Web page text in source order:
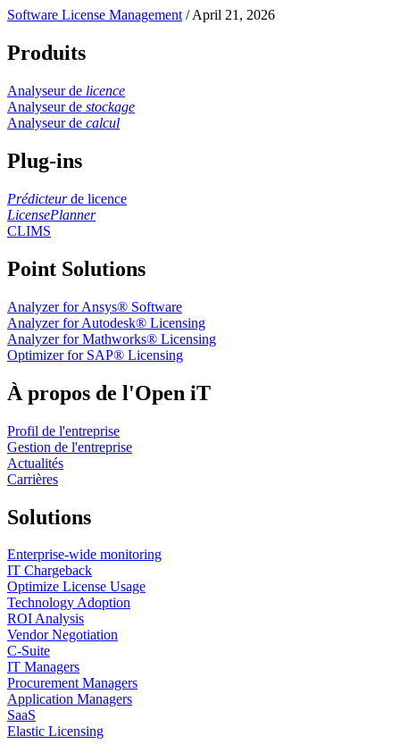
Software License Management /April 21, 2026
Produits
Analyseur de licence
Analyseur de stockage
Analyseur de calcul
Plug-ins
Prédicteurde licence
LicensePlanner
CLIMS
Point Solutions
Analyzer for Ansys® Software
Analyzer for Autodesk® Licensing
Analyzer for Mathworks® Licensing
Optimizer for SAP® Licensing
À propos de l'Open iT
Profil de l'entreprise
Gestion de l'entreprise
Actualités
Carrières
Solutions
Enterprise-wide monitoring
IT Chargeback
Optimize License Usage
Technology Adoption
ROI Analysis
Vendor Negotiation
C-Suite
IT Managers
Procurement Managers
Application Managers
SaaS
Elastic Licensing